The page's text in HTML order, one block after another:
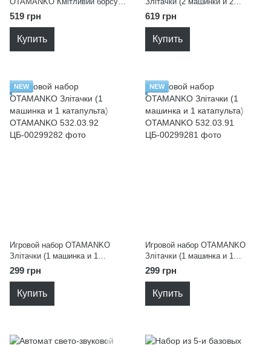
с эффектом дыма OTAMANKO
532.03.83
519 грн
Купить
катапульти) OTAMANKO
532.03.93
619 грн
Купить
NEW
Игровой набор OTAMANKO
Злітачки (1 машинка и 1
катапульта) OTAMANKO
532.03.92
299 грн
Купить
NEW
Игровой набор OTAMANKO
Злітачки (1 машинка и 1
катапульта) OTAMANKO
532.03.91
299 грн
Купить